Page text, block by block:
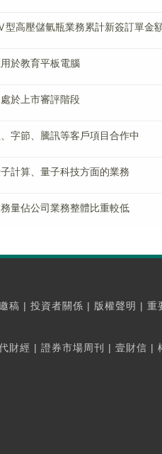
高壓儲氫瓶業務累計新簽訂單金
於教育平板電腦
於上市審評階段
字節、騰訊等客戶項目合作中
計算、量子科技方面的業務
量佔公司業務整體比重較低
稿 | 投資者關係 | 版權聲明 | 重
財經 | 證券市場周刊 | 壹財信 |